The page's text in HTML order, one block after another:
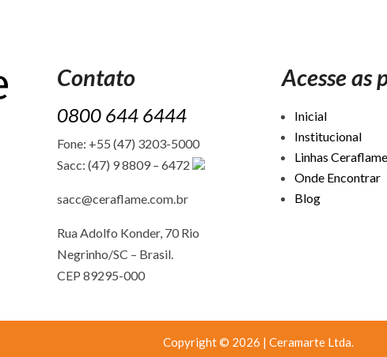
Contato
0800 644 6444
Fone: +55 (47) 3203-5000
Sacc: (47) 9 8809 – 6472
sacc@ceraflame.com.br
Rua Adolfo Konder, 70 Rio
Negrinho/SC – Brasil.
CEP 89295-000
Acesse as
Inicial
Institucional
Linhas Ceraflame
Onde Encontrar
Blog
Copyright © 2026 | Ceramarte Ltda.